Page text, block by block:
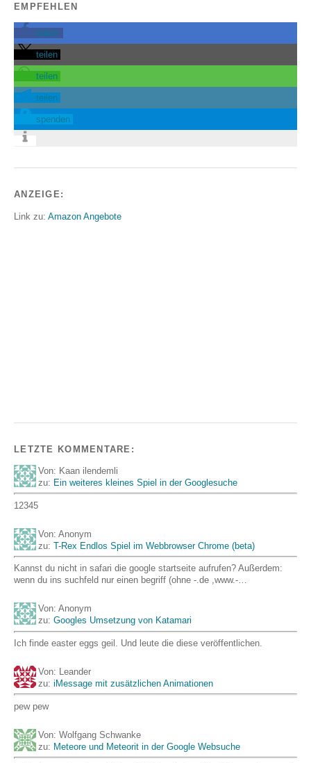
EMPFEHLEN
teilen
teilen
teilen
teilen
spenden
ANZEIGE:
Link zu: Amazon Angebote
LETZTE KOMMENTARE:
Von: Kaan ilendemli
zu: Ein weiteres kleines Spiel in der Googlesuche
12345
Von: Anonym
zu: T-Rex Endlos Spiel im Webbrowser Chrome (beta)
Kannst du nicht in safari die google startseite aufrufen? Außerdem:
wenn du ins suchfeld nur einen begriff (ohne -.de ,www.-…
Von: Anonym
zu: Googles Umsetzung von Katamari
Ich finde easter eggs geil. Und leute die diese veröffentlichen.
Von: Leander
zu: iMessage mit zusätzlichen Animationen
pew pew
Von: Wolfgang Schwanke
zu: Meteore und Meteorit in der Google Websuche